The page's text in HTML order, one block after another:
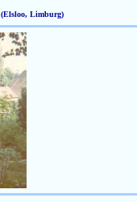
(Elsloo, Limburg)